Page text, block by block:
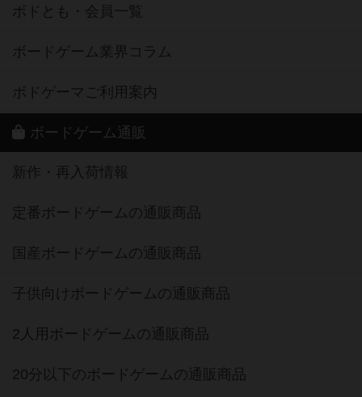
ボドとも・会員一覧
ボードゲーム業界コラム
ボドゲーマご利用案内
ボードゲーム通販
新作・再入荷情報
定番ボードゲームの通販商品
国産ボードゲームの通販商品
子供向けボードゲームの通販商品
2人用ボードゲームの通販商品
20分以下のボードゲームの通販商品